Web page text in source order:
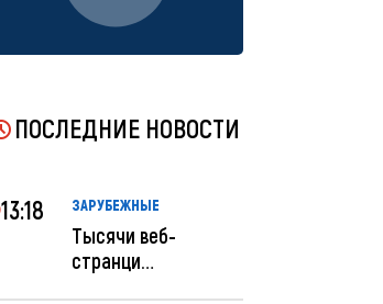
ПОСЛЕДНИЕ НОВОСТИ
13:18 ЗАРУБЕЖНЫЕ
Тысячи веб-
странци